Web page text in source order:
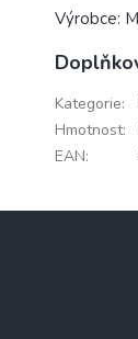
Výrobce:
Kategorie:
Hmotnost:
EAN:
Z